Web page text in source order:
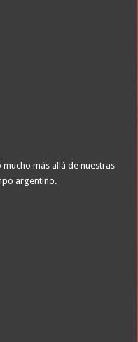
más allá de nuestras
argentino.